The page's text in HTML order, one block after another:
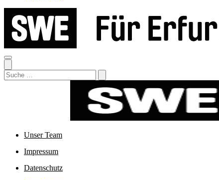
Search
Unser Team
Impressum
Datenschutz